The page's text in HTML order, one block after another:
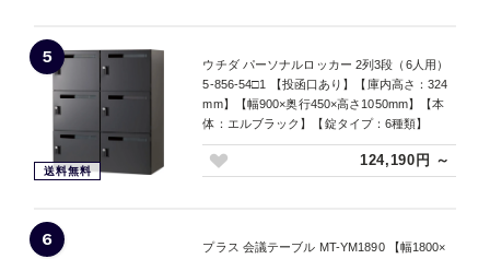
5
送料無料
ウチダ パーソナルロッカー 2列3段（6人用）
5-856-54□1 【投函口あり】【庫内高さ：324
mm】【幅900×奥行450×高さ1050mm】【本
体：エルブラック】【錠タイプ：6種類】
124,190円 ～
6
プラス 会議テーブル MT-YM1890 【幅1800×